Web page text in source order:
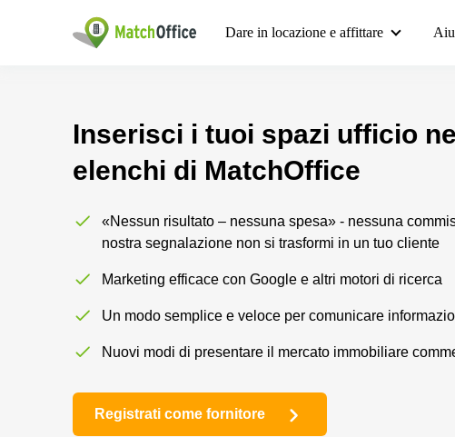
Dare in locazione e affittare
Inserisci i tuoi spazi ufficio
elenchi di MatchOffice
«Nessun risultato – nessuna spesa» - nessuna
nostra segnalazione non si trasformi in un tuo cliente
Marketing efficace con Google e altri motori di ricerca
Un modo semplice e veloce per comunicare
Nuovi modi di presentare il mercato immobiliare
Registrati come fornitore